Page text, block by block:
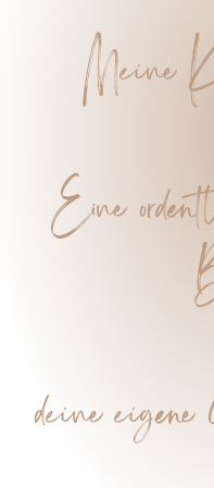
Meine
Eine
deine